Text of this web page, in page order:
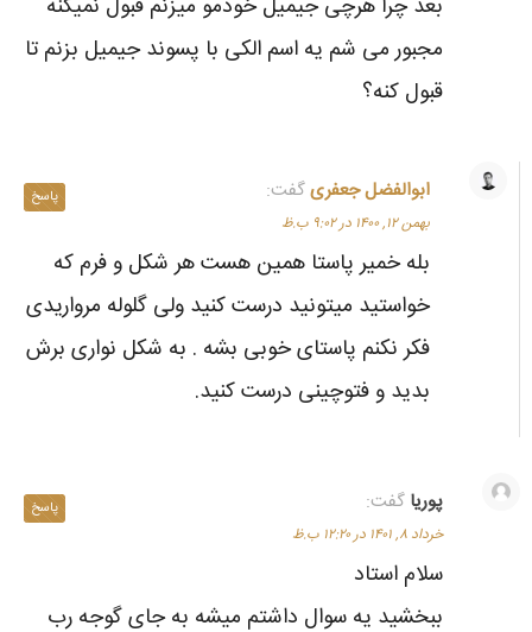
بعد چرا هرچی جیمیل خودمو میزنم قبول نمیکنه
مجبور می شم یه اسم الکی با پسوند جیمیل بزنم تا
قبول کنه؟
ابوالفضل جعفریگفت:
بهمن ۱۲, ۱۴۰۰ در ۹:۰۲ ب.ظ
بله خمیر پاستا همین هست هر شکل و فرم که
خواستید میتونید درست کنید ولی گلوله مرواریدی
فکر نکنم پاستای خوبی بشه . به شکل نواری برش
بدید و فتوچینی درست کنید.
پاسخ
پوریا گفت:
خرداد ۸, ۱۴۰۱ در ۱۲:۲۰ ب.ظ
سلام استاد
ببخشید یه سوال داشتم میشه به جای گوجه رب
پاسخ